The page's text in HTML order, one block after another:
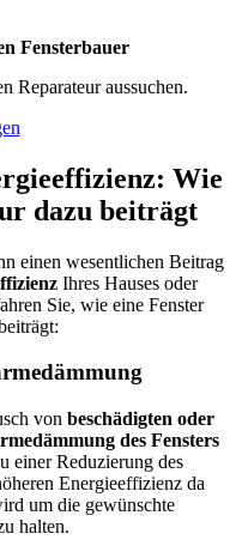
Fensterbauer
Reparateur aussuchen.
Wie
dazu beiträgt
einen wesentlichen Beitrag
Ihres Hauses oder
Sie, wie eine Fenster
von beschädigten oder
des Fensters
einer Reduzierung des
Energieeffizienz da
um die gewünschte
halten.